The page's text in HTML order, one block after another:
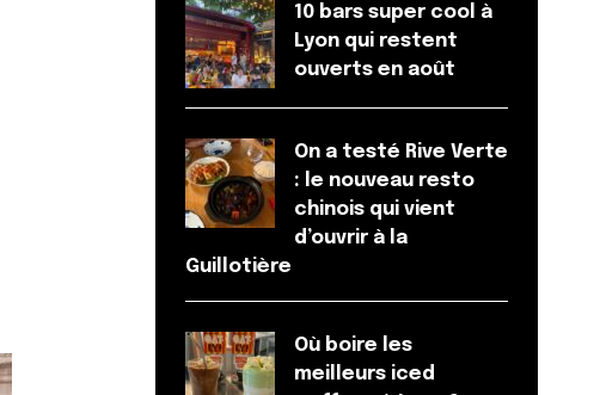
10 bars super cool à
Lyon qui restent
ouverts en août
On a testé Rive Verte
: le nouveau resto
chinois qui vient
d’ouvrir à la
Guillotière
Où boire les
meilleurs iced